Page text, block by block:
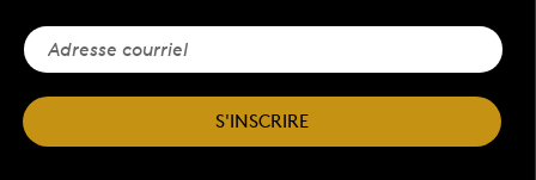
S'INSCRIRE